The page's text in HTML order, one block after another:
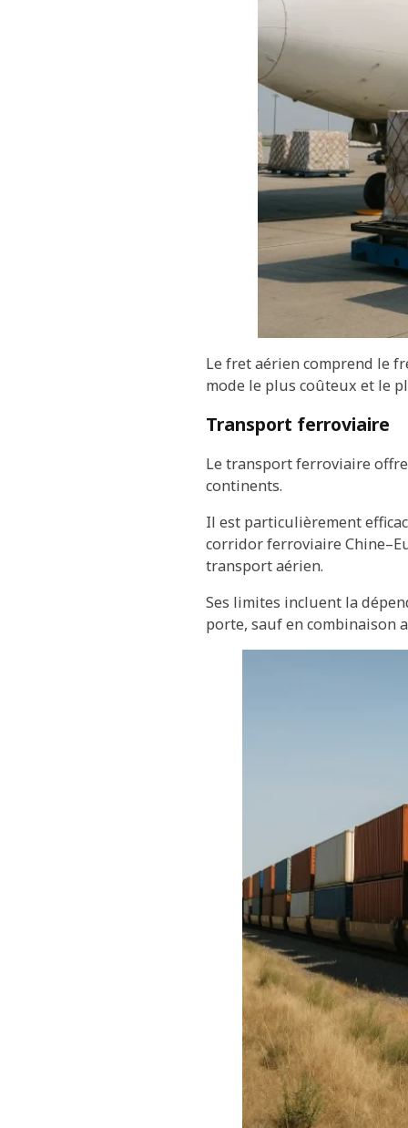
Le fret aérien comprend le
mode le plus coûteux et le
Transport ferroviaire
Le transport ferroviaire
continents.
Il est particulièrement
corridor ferroviaire
transport aérien.
Ses limites incluent la
porte, sauf en combinaison